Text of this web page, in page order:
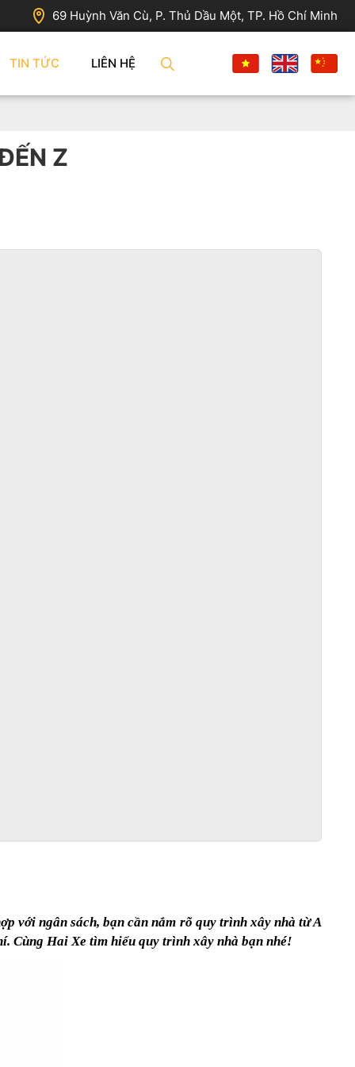
69 Huỳnh Văn Cù, P. Thủ Dầu Một, TP. Hồ Chí Minh
TIN TỨC LIÊN HỆ
Z
với ngân sách, bạn cần nắm rõ quy trình xây nhà từ A
Cùng Hai Xe tìm hiểu quy trình xây nhà bạn nhé!